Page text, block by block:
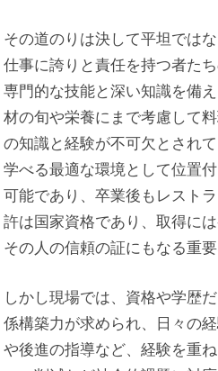
その道のりは決して平坦では
仕事に誇りと責任を持つ者た
専門的な技能と深い知識を備
材の旬や栄養にまで考慮して
の知識と経験が不可欠とされ
学べる最適な環境として位置
可能であり、卒業後もレスト
許は国家資格であり、取得に
その人の信頼の証にもなる重要
しかし現場では、資格や学歴
係構築力が求められ、日々の
や後進の指導など、経験を重